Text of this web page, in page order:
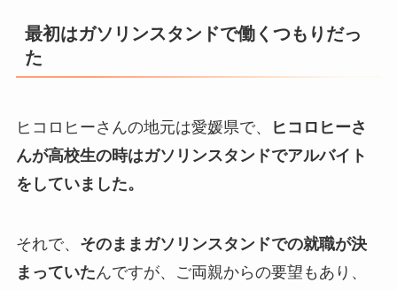
最初はガソリンスタンドで働くつもりだっ
た
ヒコロヒーさんの地元は愛媛県で、
ヒコロヒーさ
んが高校生の時はガソリンスタンドでアルバイト
をしていました。
それで、 そのままガソリンスタンドでの就職が決
まっていたんですが、ご両親からの要望もあり、